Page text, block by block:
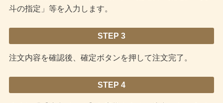
斗の指定」等を入力します。
STEP 3
注文内容を確認後、確定ボタンを押して注文完了。
STEP 4